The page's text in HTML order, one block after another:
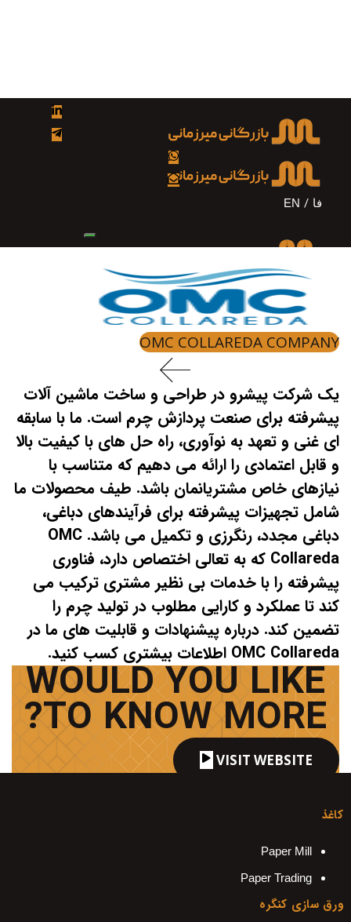
Skip
content
فا EN
OMC COLLAREDA COMPANY
یک شرکت پیشرو در طراحی و ساخت ماشین آلات
پیشرفته برای صنعت پردازش چرم است. ما با سابقه
ای غنی و تعهد به نوآوری، راه حل های با کیفیت بالا
و قابل اعتمادی را ارائه می دهیم که متناسب با
نیازهای خاص مشتریانمان باشد. طیف محصولات ما
شامل تجهیزات پیشرفته برای فرآیندهای دباغی،
دباغی مجدد، رنگرزی و تکمیل می باشد. OMC
Collareda که به تعالی اختصاص دارد، فناوری
پیشرفته را با خدمات بی نظیر مشتری ترکیب می
کند تا عملکرد و کارایی مطلوب در تولید چرم را
تضمین کند. درباره پیشنهادات و قابلیت های ما در
OMC Collareda اطلاعات بیشتری کسب کنید.
WOULD YOU LIKE
TO KNOW MORE?
VISIT WEBSITE
کاغذ
Paper Mill
Paper Trading
ورق سازی کنگره